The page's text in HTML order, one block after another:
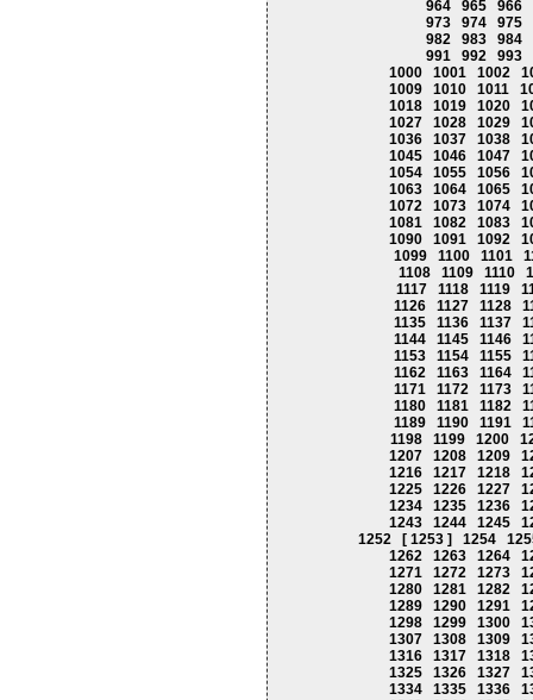
964
965
966
973
974
975
982
983
984
991
992
993
1000
1001 1002
1009
1010 1011
1018
1019 1020
1027
1028 1029
1036
1037 1038
1045
1046 1047
1054
1055 1056
1063
1064 1065
1072
1073 1074
1081
1082 1083
1090
1091 1092
1099
1100 1101
1108
1109 1110
1117
1118 1119
1126
1127 1128
1135
1136 1137
1144
1145 1146
1153
1154 1155
1162
1163 1164
1171
1172 1173
1180
1181 1182
1189
1190 1191
1198
1199 1200
1207
1208 1209
1216
1217 1218
1225
1226 1227
1234
1235 1236
1243
1244 1245
1252
[ 1253 ] 1254
1262
1263 1264
1271
1272 1273
1280
1281 1282
1289
1290 1291
1298
1299 1300
1307
1308 1309
1316
1317 1318
1325
1326 1327
1334
1335 1336